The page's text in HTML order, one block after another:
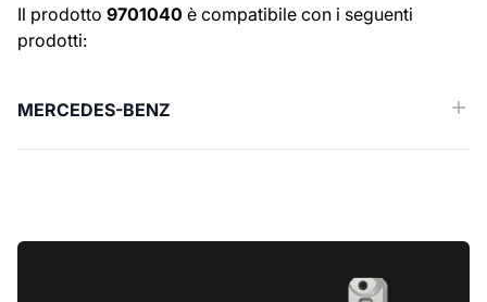
Numeri OE
Il prodotto 9701040 è compatibile con i seguenti
prodotti:
MERCEDES-BENZ